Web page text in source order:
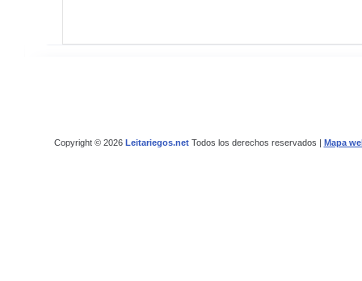
Copyright © 2026 Leitariegos.netTodos los derechos reservados | Mapa